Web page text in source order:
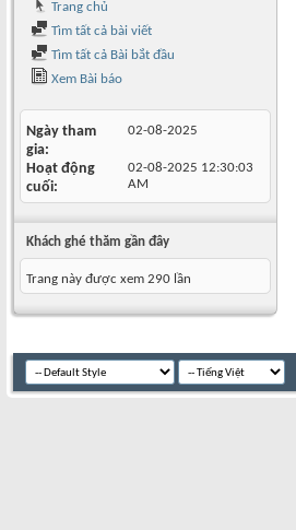
Trang chủ
Tìm tất cả bài viết
Tìm tất cả Bài bắt đầu
Xem Bài báo
Ngày tham
gia
02-08-2025
Hoạt động
cuối
02-08-2025 12:30:03
AM
Khách ghé thăm gần đây
Trang này được xem 290 lần